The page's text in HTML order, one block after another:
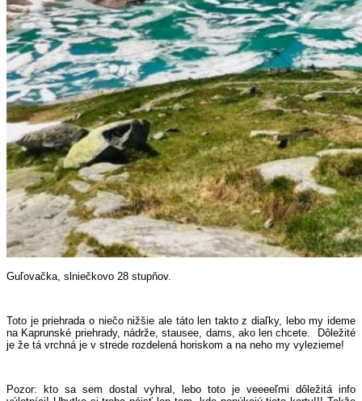
Guľovačka, slniečkovo 28 stupňov.
Toto je priehrada o niečo nižšie ale táto len takto z diaľky, lebo my ideme
na Kaprunské priehrady, nádrže, stausee, dams, ako len chcete.
Dôležité
je že tá vrchná je v strede rozdelená horiskom a na neho my vylezieme!
Pozor: kto sa sem dostal vyhral, lebo toto je veeeeľmi dôležitá info